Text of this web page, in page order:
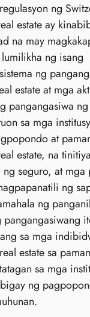
ng
estate ay
na may
ng isang
ng
estate at mga
pangangasiwa
sa mga
at
estate, na
seguro, at mga
ng
ng
pangangasiwang
sa mga
estate sa
sa mga
ng